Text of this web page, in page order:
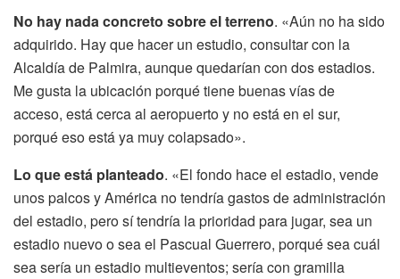
No hay nada concreto sobre el terreno. «Aún no ha sido
adquirido. Hay que hacer un estudio, consultar con la
Alcaldía de Palmira, aunque quedarían con dos estadios.
Me gusta la ubicación porqué tiene buenas vías de
acceso, está cerca al aeropuerto y no está en el sur,
porqué eso está ya muy colapsado».
Lo que está planteado. «El fondo hace el estadio, vende
unos palcos y América no tendría gastos de administración
del estadio, pero sí tendría la prioridad para jugar, sea un
estadio nuevo o sea el Pascual Guerrero, porqué sea cuál
sea sería un estadio multieventos; sería con gramilla